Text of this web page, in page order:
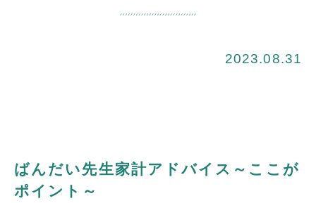
2023.08.31
ばんだい先生家計アドバイス～ここが
ポイント～